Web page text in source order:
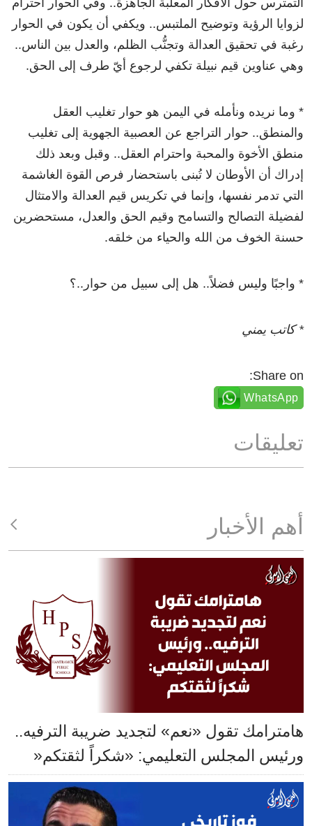
لزوايا الرؤية وتوضيح الملتبس.. ويكفي أن يكون في الحوار
رغبة في تحقيق العدالة وتجنُّب الظلم، والعدل بين الناس..
وهي عناوين قيم نبيلة تكفي لرجوع أيّ طرف إلى الحق.
* وما نريده ونأمله في اليمن هو حوار تغليب العقل
والمنطق.. حوار التراجع عن العصبية الجهوية إلى تغليب
منطق الأخوة والمحبة واحترام العقل.. وقبل وبعد ذلك
إدراك أن الأوطان لا تُبنى باستحضار فرص القوة الغاشمة
التي تدمر نفسها، وإنما في تكريس قيم العدالة والامتثال
لفضيلة التصالح والتسامح وقيم الحق والعدل، مستحضرين
حسنة الخوف من الله والحياء من خلقه.
* واجبًا وليس فضلاً.. هل إلى سبيل من حوار..؟
* كاتب يمني
Share on:
WhatsApp
تعليقات
أهم الأخبار
هامترامك تقول «نعم» لتجديد ضريبة الترفيه..
ورئيس المجلس التعليمي: «شكراً لثقتكم«